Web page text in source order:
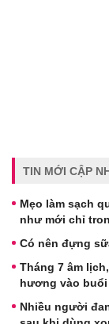
TIN MỚI CẬP
Mẹo làm sạch
như mới chỉ
Có nên đựng
Tháng 7 âm
hương vào
Nhiều người